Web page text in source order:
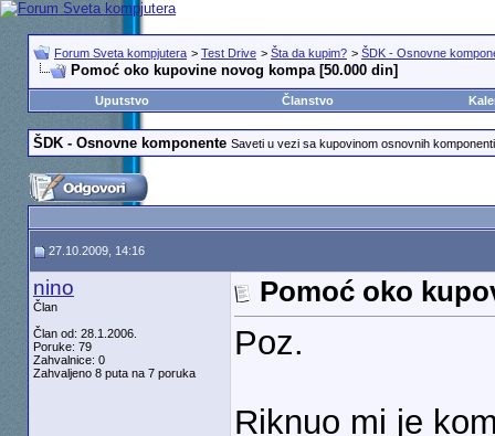
Forum Sveta kompjutera > Test Drive > Šta da kupim? > ŠDK - Osnovne
Pomoć oko kupovine novog kompa [50.000 din]
Uputstvo Članstvo
ŠDK - Osnovne komponente Saveti u vezi sa kupovinom osnovnih
27.10.2009, 14:16
nino
Član
Član od: 28.1.2006.
Poruke: 79
Zahvalnice: 0
Zahvaljeno 8 puta na 7 poruka
Pomoć oko
Poz.
Riknuo mi je